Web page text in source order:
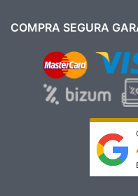
COMPRA SEGURA